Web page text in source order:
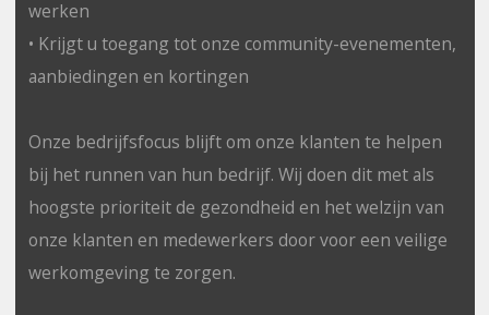
werken
• Krijgt u toegang tot onze community-evenementen,
aanbiedingen en kortingen
Onze bedrijfsfocus blijft om onze klanten te helpen
bij het runnen van hun bedrijf. Wij doen dit met als
hoogste prioriteit de gezondheid en het welzijn van
onze klanten en medewerkers door voor een veilige
werkomgeving te zorgen.